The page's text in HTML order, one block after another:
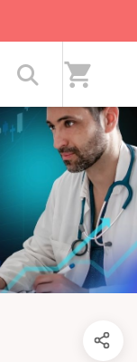
shopping_cart